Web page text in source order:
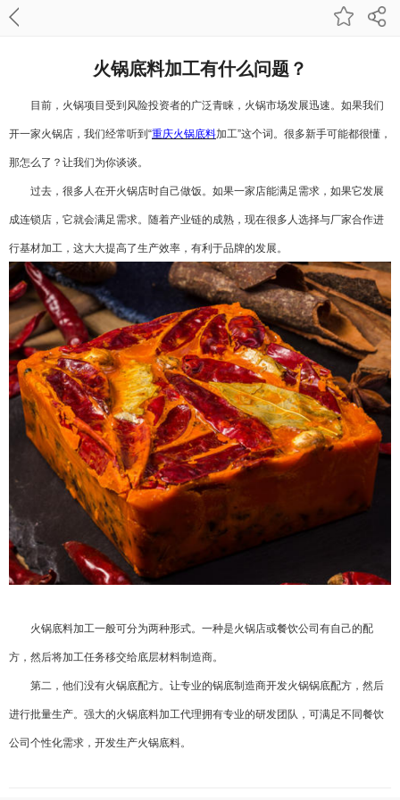
火锅底料加工有什么问题？
目前，火锅项目受到风险投资者的广泛青睐，火锅市场发展迅速。如果我们
开一家火锅店，我们经常听到 “重庆火锅底料加工”这个词。很多新手可能都很懂，
那怎么了？让我们为你谈谈。
过去，很多人在开火锅店时自己做饭。如果一家店能满足需求，如果它发展
成连锁店，它就会满足需求。随着产业链的成熟，现在很多人选择与厂家合作进
行基材加工，这大大提高了生产效率，有利于品牌的发展。
火锅底料加工一般可分为两种形式。一种是火锅店或餐饮公司有自己的配
方，然后将加工任务移交给底层材料制造商。
第二，他们没有火锅底配方。让专业的锅底制造商开发火锅锅底配方，然后
进行批量生产。强大的火锅底料加工代理拥有专业的研发团队，可满足不同餐饮
公司个性化需求，开发生产火锅底料。